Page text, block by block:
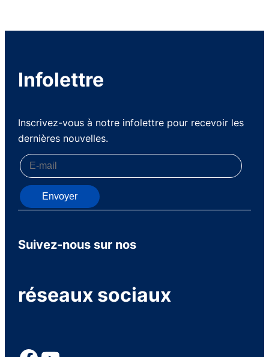
Infolettre
Inscrivez-vous à notre infolettre pour recevoir les
dernières nouvelles.
Envoyer
Suivez-nous sur nos
réseaux sociaux